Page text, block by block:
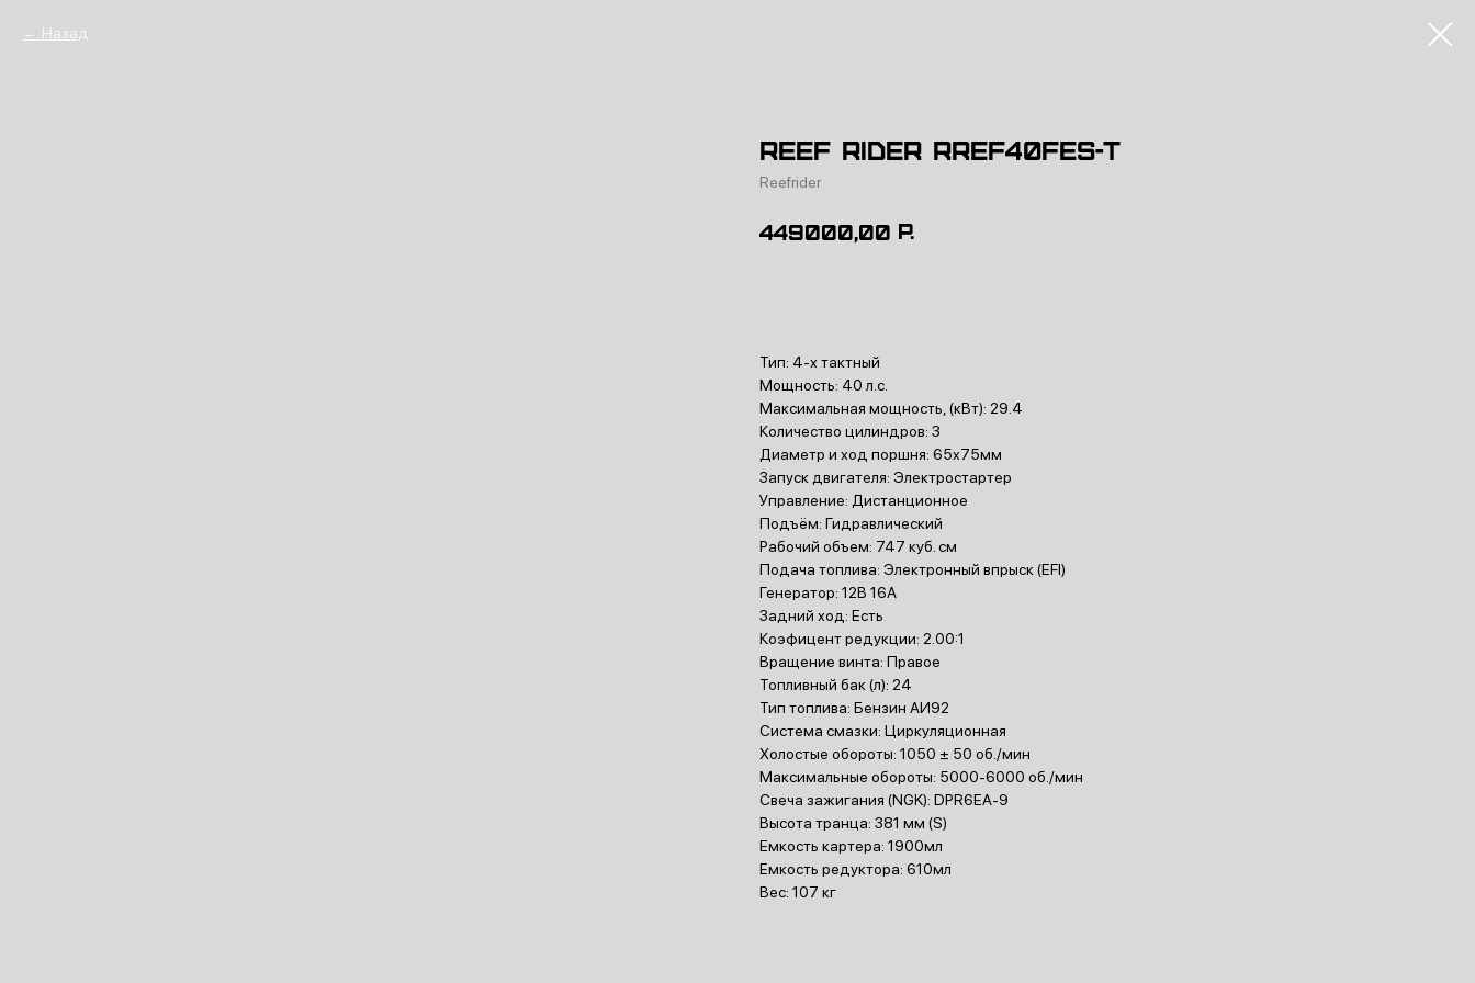
Назад
Reef Rider RREF40FES-T
Reefrider
449000,00 р.
Тип: 4-х тактный
Мощность: 40 л.с.
Максимальная мощность, (кВт): 29.4
Количество цилиндров: 3
Диаметр и ход поршня: 65x75мм
Запуск двигателя: Электростартер
Управление: Дистанционное
Подъём: Гидравлический
Рабочий объем: 747 куб. см
Подача топлива: Электронный впрыск (EFI)
Генератор: 12В 16А
Задний ход: Есть
Коэфицент редукции: 2.00:1
Вращение винта: Правое
Топливный бак (л): 24
Тип топлива: Бензин АИ92
Система смазки: Циркуляционная
Холостые обороты: 1050 ± 50 об./мин
Максимальные обороты: 5000-6000 об./мин
Свеча зажигания (NGK): DPR6EA-9
Высота транца: 381 мм (S)
Емкость картера: 1900мл
Емкость редуктора: 610мл
Вес: 107 кг